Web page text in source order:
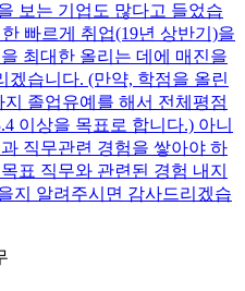
보는 기업도 많다고 들었습
빠르게 취업(19년 상반기)을
최대한 올리는 데에 매진을
겠습니다. (만약, 학점을 올린
졸업유예를 해서 전체평점
이상을 목표로 합니다.) 아니
직무관련 경험을 쌓아야 하
표 직무와 관련된 경험 내지
지 알려주시면 감사드리겠습